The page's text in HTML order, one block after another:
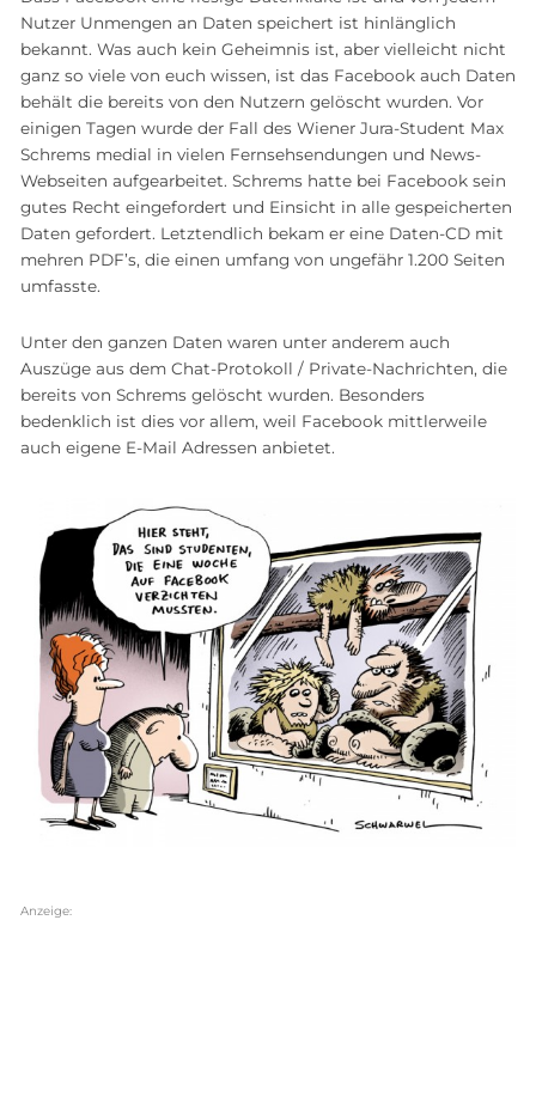
Nutzer Unmengen an Daten speichert ist hinlänglich
bekannt. Was auch kein Geheimnis ist, aber vielleicht nicht
ganz so viele von euch wissen, ist das Facebook auch Daten
behält die bereits von den Nutzern gelöscht wurden. Vor
einigen Tagen wurde der Fall des Wiener Jura-Student Max
Schrems medial in vielen Fernsehsendungen und News-
Webseiten aufgearbeitet. Schrems hatte bei Facebook sein
gutes Recht eingefordert und Einsicht in alle gespeicherten
Daten gefordert. Letztendlich bekam er eine Daten-CD mit
mehren PDF’s, die einen umfang von ungefähr 1.200 Seiten
umfasste.
Unter den ganzen Daten waren unter anderem auch
Auszüge aus dem Chat-Protokoll / Private-Nachrichten, die
bereits von Schrems gelöscht wurden. Besonders
bedenklich ist dies vor allem, weil Facebook mittlerweile
auch eigene E-Mail Adressen anbietet.
Anzeige: